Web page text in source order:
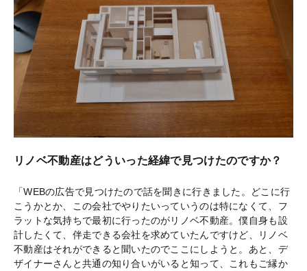
リノベ不動産はどういった経緯で見つけたのですか？
「WEBの広告で見つけたので話を聞きに行きました。どこに行
こうかとか、この会社でやりたいっていうのは特になくて、フ
ラットな気持ちで最初に行ったのがリノベ不動産。僕自身も設
計したくて、伴走できる会社を求めていたんですけど、リノベ
不動産はそれができると聞いたのでここにしようと。あと、デ
ザイナーさんと共通の知り合いがいると知って、これもご縁か